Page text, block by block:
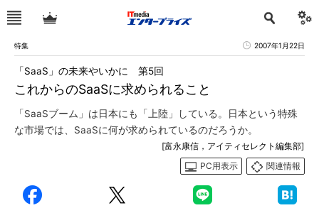
特集 2007年1月22日
これからのSaaSに求められること
「SaaS」の未来やいかに 第5回
「SaaSブーム」は日本にも「上陸」している。日本という特殊
な市場では、SaaSに何が求められているのだろうか。
[富永康信，アイティセレクト編集部]
PC用表示
関連情報